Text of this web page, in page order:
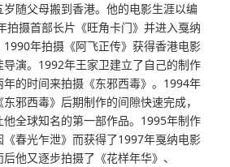
随父母搬到香港。他的电影生涯以编
拍摄首部长片《旺角卡门》并进入戛纳
年拍摄《阿飞正传》获得香港电影
演。1992年王家卫建立了自己的制作
的时间来拍摄《东邪西毒》。1994年
邪西毒》后期制作的间隙快速完成，
全球知名的第一部作品。1995年制作
《春光乍泄》而获得了1997年戛纳电影
他又逐步拍摄了《花样年华》、